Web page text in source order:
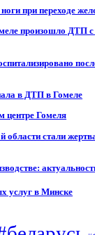
при переходе
произошло ДТП с
в ДТП в Гомеле
центре Гомеля
области стали
услуг в Минске